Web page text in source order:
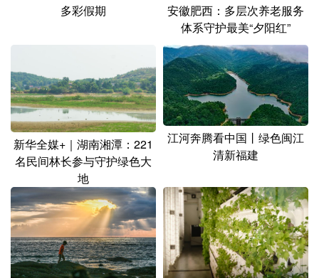
多彩假期
安徽肥西：多层次养老服务
体系守护最美“夕阳红”
新华全媒+｜湖南湘潭：221
名民间林长参与守护绿色大
地
江河奔腾看中国丨绿色闽江
清新福建